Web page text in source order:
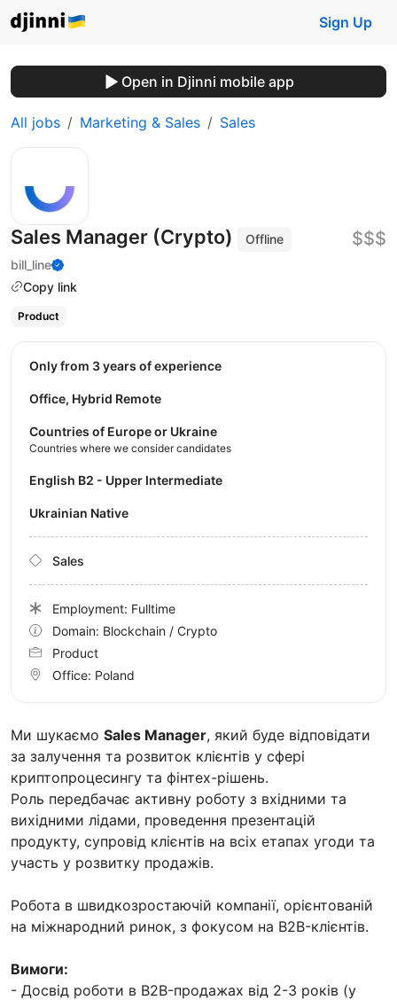
Sign Up
Open in Djinni mobile app
All jobs Marketing & Sales Sales
Sales Manager (Crypto)
Offline
bill_line
Copy link
$$$
Product
Ми шукаємо Sales Manager, який буде відповідати
за залучення та розвиток клієнтів у сфері
криптопроцесингу та фінтех-рішень.
Роль передбачає активну роботу з вхідними та
вихідними лідами, проведення презентацій
продукту, супровід клієнтів на всіх етапах угоди та
участь у розвитку продажів.
Робота в швидкозростаючій компанії, орієнтованій
на міжнародний ринок, з фокусом на B2B-клієнтів.
Вимоги:
- Досвід роботи в B2B-продажах від 2-3 років (у
Only from 3 years of experience
Office, Hybrid Remote
Countries of Europe or Ukraine
Countries where we consider candidates
English B2 - Upper Intermediate
Ukrainian Native
Sales
Employment: Fulltime
Domain: Blockchain / Crypto
Product
Office: Poland